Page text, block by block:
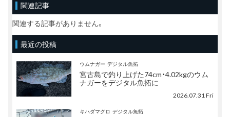
関連記事
関連する記事がありません。
最近の投稿
ウムナガー デジタル魚拓
宮古島で釣り上げた74cm・4.02kgのウム
ナガーをデジタル魚拓に
2026.07.31 Fri
キハダマグロ デジタル魚拓